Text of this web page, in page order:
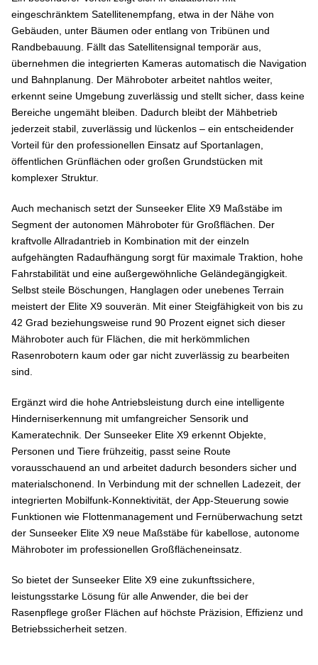
eingeschränktem Satellitenempfang, etwa in der Nähe von
Gebäuden, unter Bäumen oder entlang von Tribünen und
Randbebauung. Fällt das Satellitensignal temporär aus,
übernehmen die integrierten Kameras automatisch die Navigation
und Bahnplanung. Der Mähroboter arbeitet nahtlos weiter,
erkennt seine Umgebung zuverlässig und stellt sicher, dass keine
Bereiche ungemäht bleiben. Dadurch bleibt der Mähbetrieb
jederzeit stabil, zuverlässig und lückenlos – ein entscheidender
Vorteil für den professionellen Einsatz auf Sportanlagen,
öffentlichen Grünflächen oder großen Grundstücken mit
komplexer Struktur.
Auch mechanisch setzt der Sunseeker Elite X9 Maßstäbe im
Segment der autonomen Mähroboter für Großflächen. Der
kraftvolle Allradantrieb in Kombination mit der einzeln
aufgehängten Radaufhängung sorgt für maximale Traktion, hohe
Fahrstabilität und eine außergewöhnliche Geländegängigkeit.
Selbst steile Böschungen, Hanglagen oder unebenes Terrain
meistert der Elite X9 souverän. Mit einer Steigfähigkeit von bis zu
42 Grad beziehungsweise rund 90 Prozent eignet sich dieser
Mähroboter auch für Flächen, die mit herkömmlichen
Rasenrobotern kaum oder gar nicht zuverlässig zu bearbeiten
sind.
Ergänzt wird die hohe Antriebsleistung durch eine intelligente
Hinderniserkennung mit umfangreicher Sensorik und
Kameratechnik. Der Sunseeker Elite X9 erkennt Objekte,
Personen und Tiere frühzeitig, passt seine Route
vorausschauend an und arbeitet dadurch besonders sicher und
materialschonend. In Verbindung mit der schnellen Ladezeit, der
integrierten Mobilfunk-Konnektivität, der App-Steuerung sowie
Funktionen wie Flottenmanagement und Fernüberwachung setzt
der Sunseeker Elite X9 neue Maßstäbe für kabellose, autonome
Mähroboter im professionellen Großflächeneinsatz.
So bietet der Sunseeker Elite X9 eine zukunftssichere,
leistungsstarke Lösung für alle Anwender, die bei der
Rasenpflege großer Flächen auf höchste Präzision, Effizienz und
Betriebssicherheit setzen.